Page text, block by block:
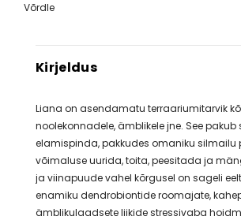
Võrdle
Kirjeldus
Liana on asendamatu terraariumitarvik
noolekonnadele, ämblikele jne. See
elamispinda, pakkudes omaniku silmailu
võimaluse uurida, toita, peesitada ja
ja viinapuude vahel kõrgusel on sageli
enamiku dendrobiontide roomajate,
ämblikulaadsete liikide stressivaba